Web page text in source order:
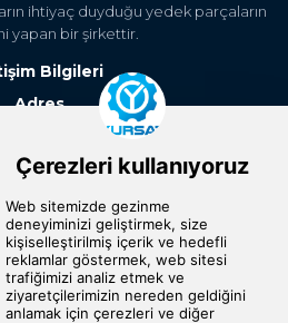
ihtiyaç duyduğu yedek parçaların
yapan bir şirkettir.
Bilgileri
Adres
4. Kantar Sok. Asya Plaza Kat:5
BURSA
224 2400304
E-Posta
Takip Edin